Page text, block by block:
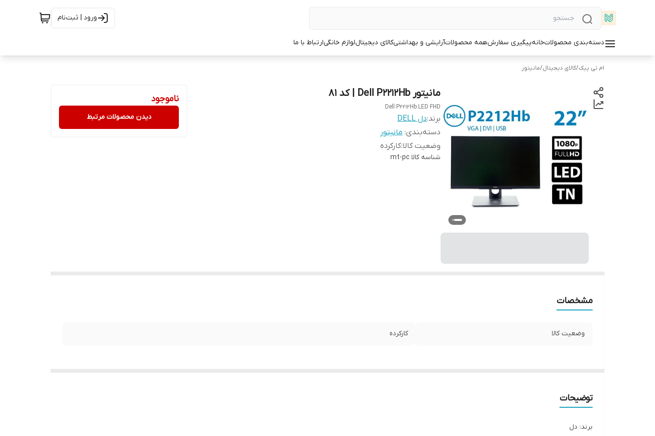
ورود | ثبت‌نام
دسته‌بندی محصولاتخانهپیگیری سفارشهمه محصولاتآرایشی و بهداشتیکالای دیجیتاللوازم خانگیارتباط با ما
ام تی پیک/کالای دیجیتال/مانیتور
مانیتور Dell P2212Hb | کد 81
Dell P2212Hb LED FHD
برند:دل DELL
دسته‌بندی: مانیتور
وضعیت کالا:کارکرده
شناسه کالا mt-pc
ناموجود
دیدن محصولات مرتبط
مشخصات
وضعیت کالا کارکرده
توضیحات
برند: دل